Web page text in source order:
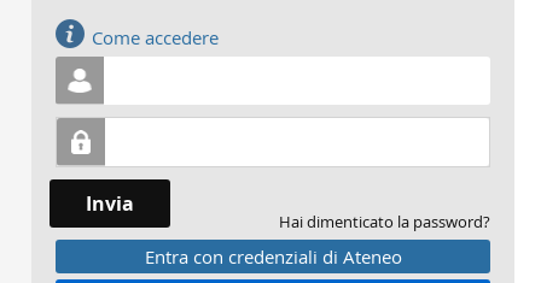
Come accedere
Invia
Hai dimenticato la password?
Entra con credenziali di Ateneo